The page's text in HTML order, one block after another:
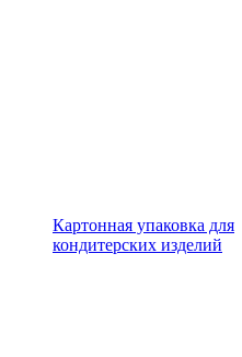
Картонная упаковка для
кондитерских изделий